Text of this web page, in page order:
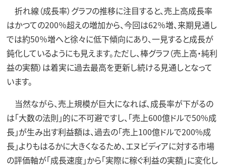
折れ線（成長率）グラフの推移に注目すると、売上高成長率
はかつての200％超えの増加から、今回は62％増、来期見通し
では約50％増へと徐々に低下傾向にあり、一見すると成長が
鈍化しているようにも見えます。ただし、棒グラフ（売上高・純利
益の実額）は着実に過去最高を更新し続ける見通しとなって
います。
当然ながら、売上規模が巨大になれば、成長率が下がるの
は「大数の法則」的に不可避ですし、「売上600億ドルで50%成
長」が生み出す利益額は、過去の「売上100億ドルで200%成
長」よりもはるかに大きくなるため、エヌビディアに対する市場
の評価軸が「成長速度」から「実際に稼ぐ利益の実額」に変化し